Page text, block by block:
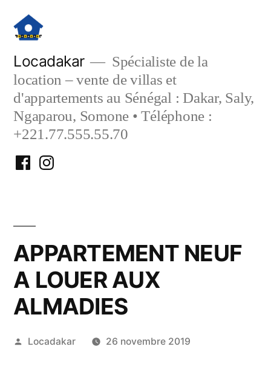
contenu
Locadakar
Spécialiste de la
location – vente de villas et
d'appartements au Sénégal : Dakar, Saly,
Ngaparou, Somone • Téléphone :
+221.77.555.55.70
FacebookInstagram
APPARTEMENT NEUF
A LOUER AUX
ALMADIES
Publié
Locadakar 26 novembre 2019